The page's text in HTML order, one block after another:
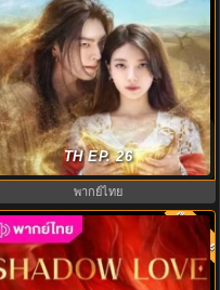
จีนี่ ปาฏิหาริย์รักซ่อนกล (2025)
Genie Make a Wish พากย์ไทย
TH EP. 26
พากย์ไทย
8.0 พากย์ไทย